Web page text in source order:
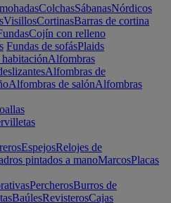
ColchasSábanasNórdicos
VisillosCortinasBarras de cortina
Cojín con relleno
Fundas de sofásPlaids
Alfombras
Alfombras de
Alfombras de salónAlfombras
EspejosRelojes de
pintados a manoMarcosPlacas
PercherosBurros de
BaúlesRevisterosCajas